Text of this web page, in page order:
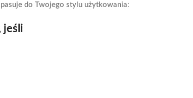
do Twojego stylu użytkowania:
jeśli